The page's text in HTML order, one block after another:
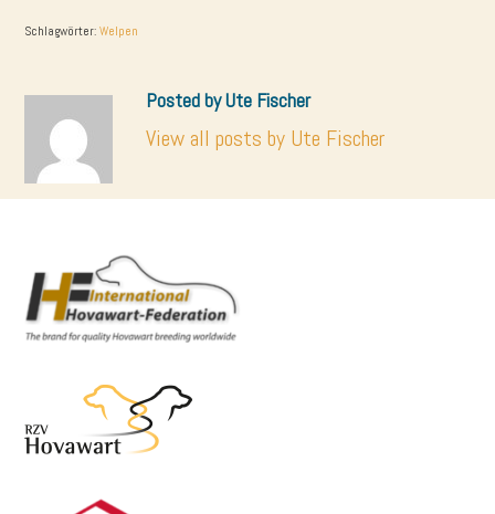
Schlagwörter:Welpen
Posted by Ute Fischer
View all posts by Ute Fischer